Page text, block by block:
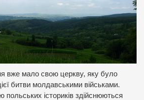
вже мало свою церкву, яку було
битви молдавськими військами.
польських істориків здійснюються